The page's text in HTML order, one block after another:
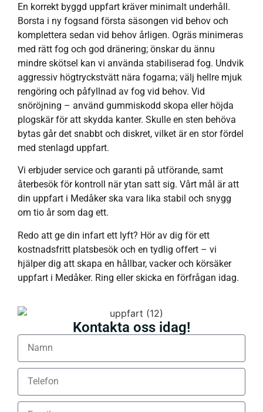
En korrekt byggd uppfart kräver minimalt underhåll.
Borsta i ny fogsand första säsongen vid behov och
komplettera sedan vid behov årligen. Ogräs minimeras
med rätt fog och god dränering; önskar du ännu
mindre skötsel kan vi använda stabiliserad fog. Undvik
aggressiv högtryckstvätt nära fogarna; välj hellre mjuk
rengöring och påfyllnad av fog vid behov. Vid
snöröjning – använd gummiskodd skopa eller höjda
plogskär för att skydda kanter. Skulle en sten behöva
bytas går det snabbt och diskret, vilket är en stor fördel
med stenlagd uppfart.
Vi erbjuder service och garanti på utförande, samt
återbesök för kontroll när ytan satt sig. Vårt mål är att
din uppfart i Medåker ska vara lika stabil och snygg
om tio år som dag ett.
Redo att ge din infart ett lyft? Hör av dig för ett
kostnadsfritt platsbesök och en tydlig offert – vi
hjälper dig att skapa en hållbar, vacker och körsäker
uppfart i Medåker. Ring eller skicka en förfrågan idag.
Kontakta oss idag!